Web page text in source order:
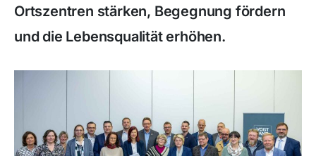
Ortszentren stärken, Begegnung fördern
und die Lebensqualität erhöhen.